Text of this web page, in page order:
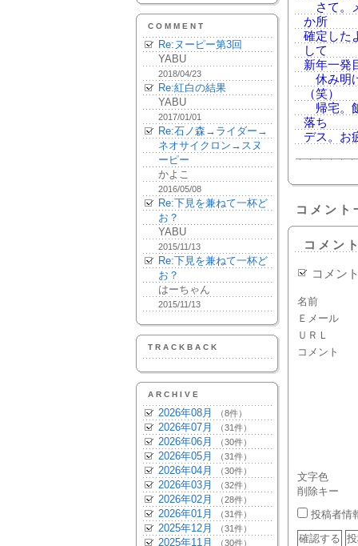
COMMENT
Re:ヌーピー第3回
YABU
2018/04/23
Re:紅白の結果
YABU
2017/01/01
Re:石ノ森→ライダー→
ネオサイクロン→スヌ
ーピー
かよこ
2016/05/08
Re:下見を兼ねて一杯ど
お？
YABU
2015/11/13
Re:下見を兼ねて一杯ど
お？
はーちゃん
2015/11/13
TRACKBACK
ARCHIVE
2026年08月 （8件）
2026年07月 （31件）
2026年06月 （30件）
2026年05月 （31件）
2026年04月 （30件）
2026年03月 （32件）
2026年02月 （28件）
2026年01月 （31件）
2025年12月 （31件）
2025年11月 （30件）
さて。
か所
確定した
して
新年一発
休み明
（笑）
帰宅。
落ち
デス。お
コメント
コメン
コメン
名前
Ｅメール
ＵＲＬ
コメント
文字色
削除キー
投稿者情